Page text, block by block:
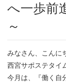
へ一歩前
～
みなさん、こんに
西宮サポステタイ
今月は、『働く自